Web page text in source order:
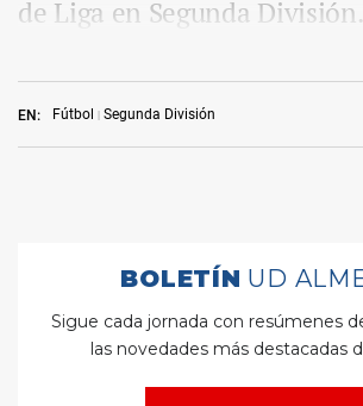
EN: Fútbol Segunda División
de Liga en Segunda División.